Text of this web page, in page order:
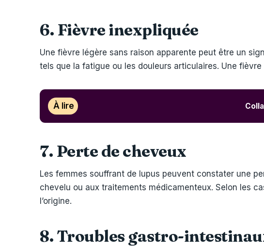
6. Fièvre inexpliquée
Une fièvre légère sans raison apparente peut être un
tels que la fatigue ou les douleurs articulaires. Une
À lire
7. Perte de cheveux
Les femmes souffrant de lupus peuvent constater une
chevelu ou aux traitements médicamenteux. Selon les
l’origine.
8. Troubles gastro-